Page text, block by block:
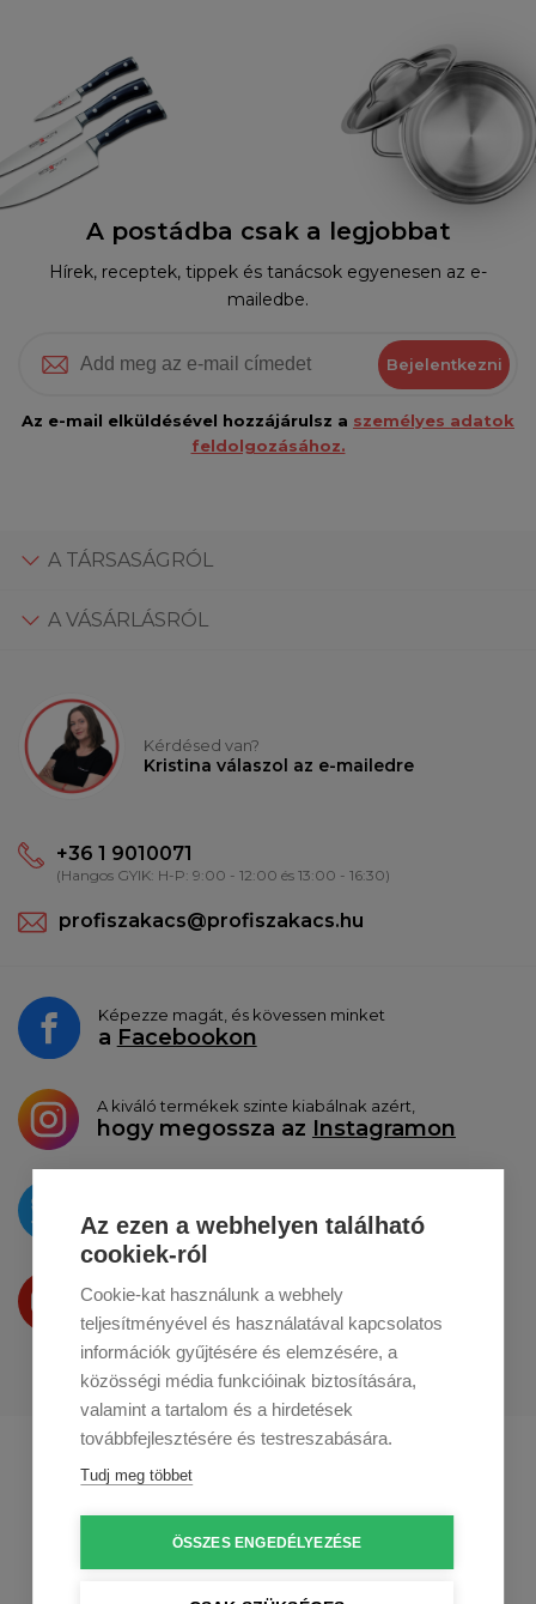
A postádba csak a legjobbat
Hírek, receptek, tippek és tanácsok egyenesen az e-
mailedbe.
Bejelentkezni
Az e-mail elküldésével hozzájárulsz a személyes adatok
feldolgozásához.
A TÁRSASÁGRÓL
A VÁSÁRLÁSRÓL
Kérdésed van?
Kristina válaszol az e-mailedre
+36 1 9010071
(Hangos GYIK: H-P: 9:00 - 12:00 és 13:00 - 16:30)
profiszakacs@profiszakacs.hu
Képezze magát, és kövessen minket
a Facebookon
A kiváló termékek szinte kiabálnak azért,
hogy megossza az Instagramon
a Twitterentesszük közzé
Termékeinket
a Youtube-on is bemutatjuk
Profikuchar.sk
Profikuchař.cz
Az ezen a webhelyen található
cookiek-ról
Cookie-kat használunk a webhely
teljesítményével és használatával kapcsolatos
információk gyűjtésére és elemzésére, a
közösségi média funkcióinak biztosítására,
valamint a tartalom és a hirdetések
továbbfejlesztésére és testreszabására.
Tudj meg többet
ÖSSZES ENGEDÉLYEZÉSE